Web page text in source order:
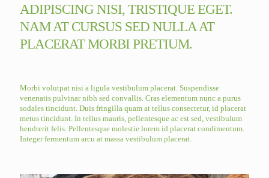
ADIPISCING NISI, TRISTIQUE EGET.
NAM AT CURSUS SED NULLA AT
PLACERAT MORBI PRETIUM.
Morbi volutpat nisi a ligula vestibulum placerat. Suspendisse
venenatis pulvinar nibh sed convallis. Cras elementum nunc a purus
sodales tincidunt. Duis fringilla quam at tellus consectetur, id placerat
metus tincidunt. In tellus mauris, pellentesque ac est sed, vestibulum
hendrerit felis. Pellentesque molestie lorem id placerat condimentum.
Integer fermentum arcu at massa vestibulum placerat.